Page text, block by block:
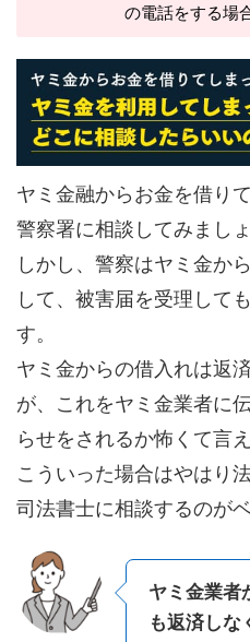
の電話をする場
ヤミ金融からお金を借り
警察署に相談してみましょ
しかし、警察はヤミ金か
して、被害届を受理して
す。
ヤミ金からの借入れは返
が、これをヤミ金業者に
らせをされるか怖くて言
こういった場合はやはり
司法書士に相談するのが
ヤミ金業者
も返済しな